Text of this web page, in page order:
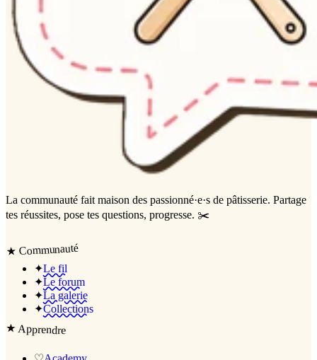
La communauté fait maison des passionné·e·s de pâtisserie. Partage
tes réussites, pose tes questions, progresse. ✂️
★ Communauté
✦Le fil
✦Le forum
✦La galerie
✦Collections
★Apprendre